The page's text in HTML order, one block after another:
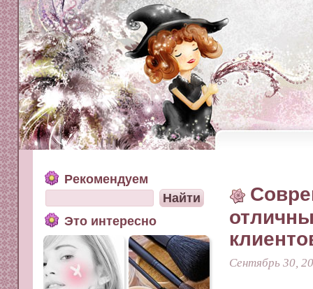
Сентябрь 30,
Рекомендуем
Это интересно